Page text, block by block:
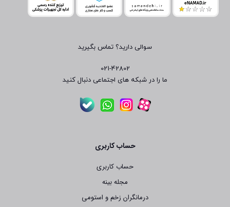
سوالی دارید؟ تماس بگیرید
021-42802
ما را در شبکه های اجتماعی دنبال کنید
حساب کاربری
حساب کاربری
مجله بینه
درمانگران زخم و استومی